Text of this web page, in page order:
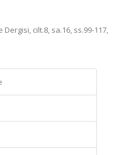
cilt.8, sa.16, ss.99-117,